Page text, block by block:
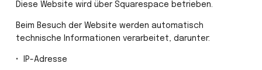
Diese Website wird über Squarespace betrieben.
Beim Besuch der Website werden automatisch
technische Informationen verarbeitet, darunter:
•⁠  ⁠IP-Adresse